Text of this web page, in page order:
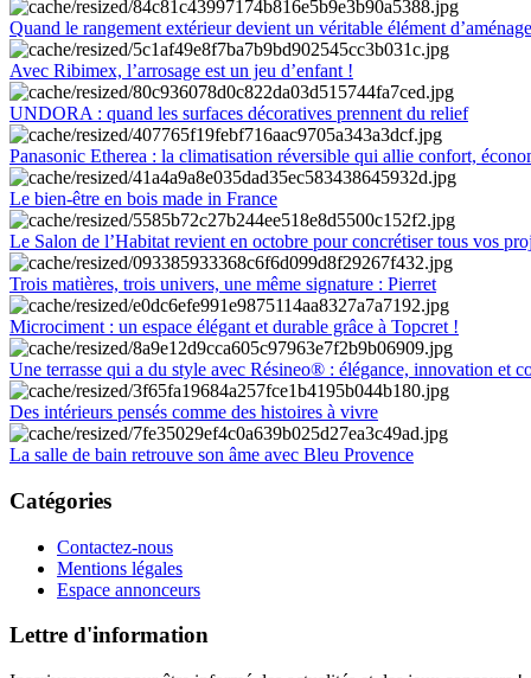
Quand le rangement extérieur devient un véritable élément
Avec Ribimex, l’arrosage est un jeu d’enfant !
UNDORA : quand les surfaces décoratives prennent du relief
Panasonic Etherea : la climatisation réversible qui allie confort,
Le bien-être en bois made in France
Le Salon de l’Habitat revient en octobre pour concrétiser tous vos
Trois matières, trois univers, une même signature : Pierret
Microciment : un espace élégant et durable grâce à Topcret !
Une terrasse qui a du style avec Résineo® : élégance, innovation et
Des intérieurs pensés comme des histoires à vivre
La salle de bain retrouve son âme avec Bleu Provence
Catégories
Contactez-nous
Mentions légales
Espace annonceurs
Lettre d'information